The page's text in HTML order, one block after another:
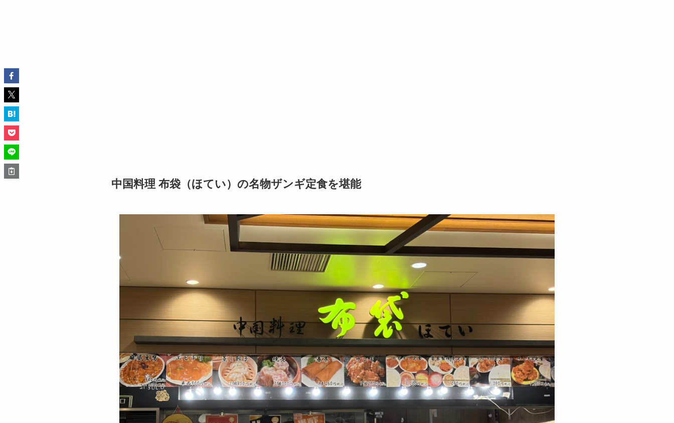
中国料理 布袋（ほてい）の名物ザンギ定食を堪能